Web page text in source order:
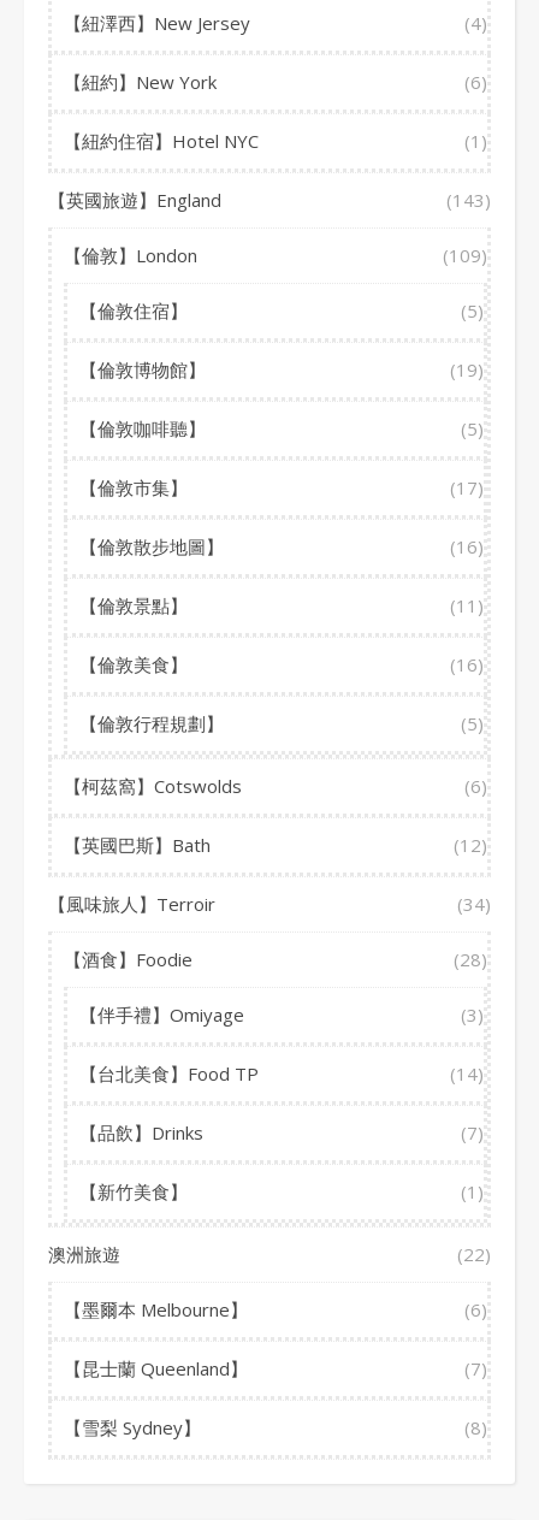
【紐澤西】New Jersey (4)
【紐約】New York (6)
【紐約住宿】Hotel NYC (1)
【英國旅遊】England (143)
【倫敦】London (109)
【倫敦住宿】 (5)
【倫敦博物館】 (19)
【倫敦咖啡聽】 (5)
【倫敦市集】 (17)
【倫敦散步地圖】 (16)
【倫敦景點】 (11)
【倫敦美食】 (16)
【倫敦行程規劃】 (5)
【柯茲窩】Cotswolds (6)
【英國巴斯】Bath (12)
【風味旅人】Terroir (34)
【酒食】Foodie (28)
【伴手禮】Omiyage (3)
【台北美食】Food TP (14)
【品飲】Drinks (7)
【新竹美食】 (1)
澳洲旅遊 (22)
【墨爾本 Melbourne】 (6)
【昆士蘭 Queenland】 (7)
【雪梨 Sydney】 (8)